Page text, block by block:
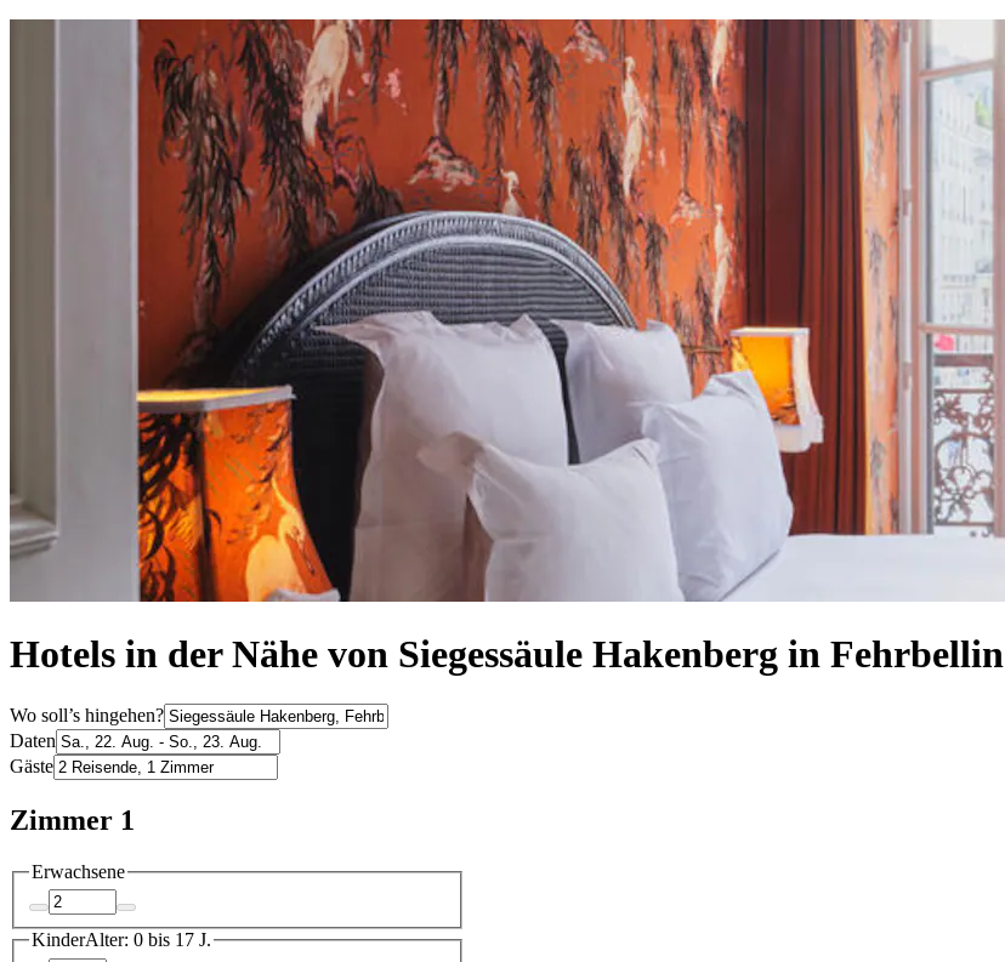
Hotels in der Nähe von Siegessäule Hakenberg in Fehrbellin
Wo soll’s hingehen?
Daten
Gäste
Zimmer 1
Erwachsene
KinderAlter: 0 bis 17 J.